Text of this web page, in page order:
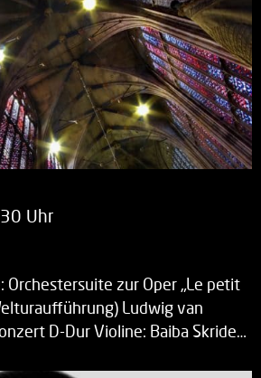
Uhr
Orchestersuite zur Oper „Le petit
Ludwig van
D-Dur Violine: Baiba Skride…